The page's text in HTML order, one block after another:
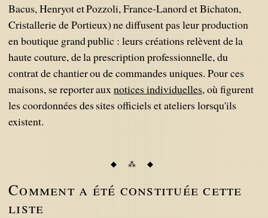
Bacus, Henryot et Pozzoli, France-Lanord et Bichaton,
Cristallerie de Portieux) ne diffusent pas leur production
en boutique grand public : leurs créations relèvent de la
haute couture, de la prescription professionnelle, du
contrat de chantier ou de commandes uniques. Pour ces
maisons, se reporter auxnotices individuelles, où figurent
les coordonnées des sites officiels et ateliers lorsqu'ils
existent.
Comment a été constituée cette
liste